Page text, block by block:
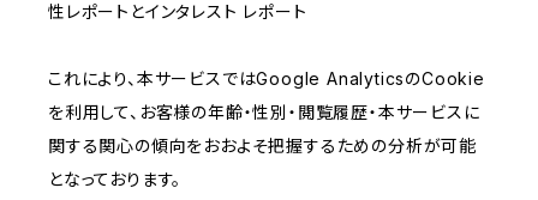
性レポートとインタレスト レポート
これにより、本サービスではGoogle AnalyticsのCookie
を利用して、お客様の年齢・性別・閲覧履歴・本サービスに
関する関心の傾向をおおよそ把握するための分析が可能
となっております。